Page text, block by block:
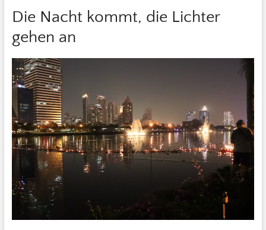
Die Nacht kommt, die Lichter
gehen an